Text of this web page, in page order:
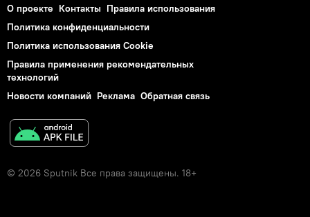
О проекте Контакты Правила использования
Политика конфиденциальности
Политика использования Cookie
Правила применения рекомендательных
технологий
Новости компаний Реклама Обратная связь
© 2026 Sputnik Все права защищены. 18+